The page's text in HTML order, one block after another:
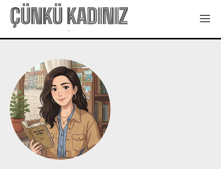
ÇÜNKÜ KADINIZ
-